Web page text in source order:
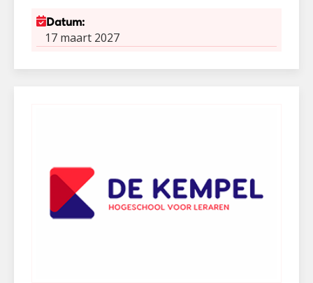
Datum:
17 maart 2027